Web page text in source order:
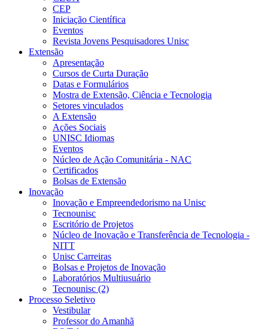
CEP
Iniciação Científica
Eventos
Revista Jovens Pesquisadores Unisc
Extensão
Apresentação
Cursos de Curta Duração
Datas e Formulários
Mostra de Extensão, Ciência e Tecnologia
Setores vinculados
A Extensão
Ações Sociais
UNISC Idiomas
Eventos
Núcleo de Ação Comunitária - NAC
Certificados
Bolsas de Extensão
Inovação
Inovação e Empreendedorismo na Unisc
Tecnounisc
Escritório de Projetos
Núcleo de Inovação e Transferência de Tecnologia -
NITT
Unisc Carreiras
Bolsas e Projetos de Inovação
Laboratórios Multiusuário
Tecnounisc (2)
Processo Seletivo
Vestibular
Professor do Amanhã